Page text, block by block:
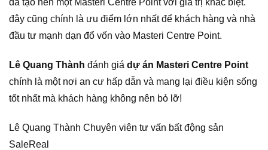
đã tạo nên một Masteri Centre Point với giá trị khác biệt.
đây cũng chính là ưu điểm lớn nhất để khách hàng và nhà
đầu tư mạnh dạn đổ vốn vào Masteri Centre Point.
Lê Quang Thành đánh giá dự án Masteri Centre Point
chính là một nơi an cư hấp dẫn và mang lại điều kiện sống
tốt nhất mà khách hàng không nên bỏ lỡ!
Lê Quang Thành Chuyên viên tư vấn bất động sản
SaleReal